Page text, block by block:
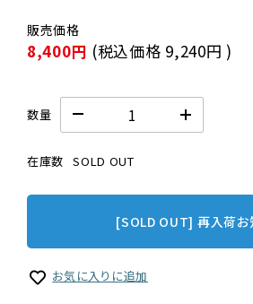
8,400円 (税込価格 9,240円 )
数量
在庫数 SOLD OUT
[SOLD OUT] 再入荷お
お気に入りに追加